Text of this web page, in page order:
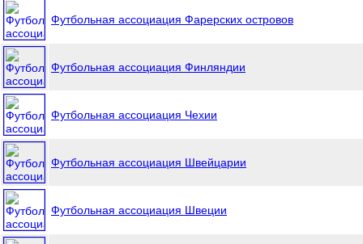
Футбольная ассоциация Фарерских островов
Футбольная ассоциация Финляндии
Футбольная ассоциация Чехии
Футбольная ассоциация Швейцарии
Футбольная ассоциация Швеции